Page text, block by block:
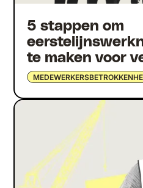
5 stappen om
te maken voor